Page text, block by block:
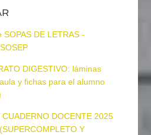
SOPAS DE LETRAS -
DIGESTIVO: láminas
y fichas para el alumno
CUADERNO DOCENTE 2025
Y